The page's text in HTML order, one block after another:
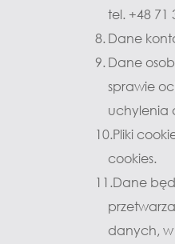
tel. +48 71
Dane
Dane
sprawie
uchylenia
Pliki
cookies.
Dane
danych, w